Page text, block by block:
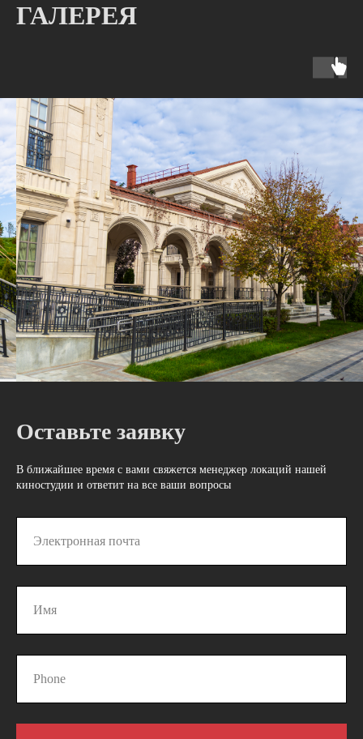
ГАЛЕРЕЯ
Оставьте заявку
В ближайшее время с вами свяжется менеджер локаций нашей
киностудии и ответит на все ваши вопросы